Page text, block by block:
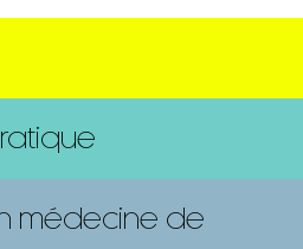
médecine de